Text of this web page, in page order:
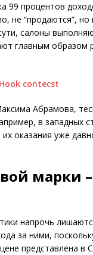
99 процентов
не “продаются”,
салоны
главным образом
Абрамова,
в западных
оказания уже
марки
напрочь
за ними,
представлена в